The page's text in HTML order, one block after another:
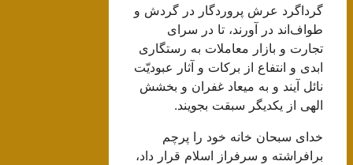
گرداگرد عرش پروردگار در گردش و
طواف‌اند در آورند، تا در سراى
تجارت و بازار معاملات به رستگارى
ابدى و انتفاع از بركات و آثار عبوديّت
نائل آيند و به ميعاد غفران و بخشش
الهى از يكديگر سبقت بجويند.
خداى سبحان خانه خود را پرچم
برافراشته و سرفراز اسلام قرار داد،